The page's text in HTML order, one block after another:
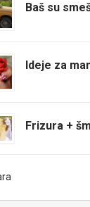
Baš su
Ideje za
Frizura +